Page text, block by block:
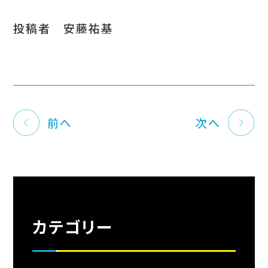
投稿者 安藤祐基
前へ 次へ
カテゴリー